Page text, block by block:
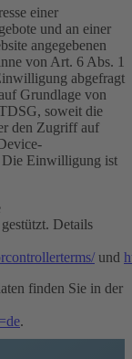
einer
und an einer
angegebenen
von Art. 6 Abs. 1
abgefragt
Grundlage von
soweit die
den Zugriff auf
Die Einwilligung ist
Details
und
finden Sie in der
.